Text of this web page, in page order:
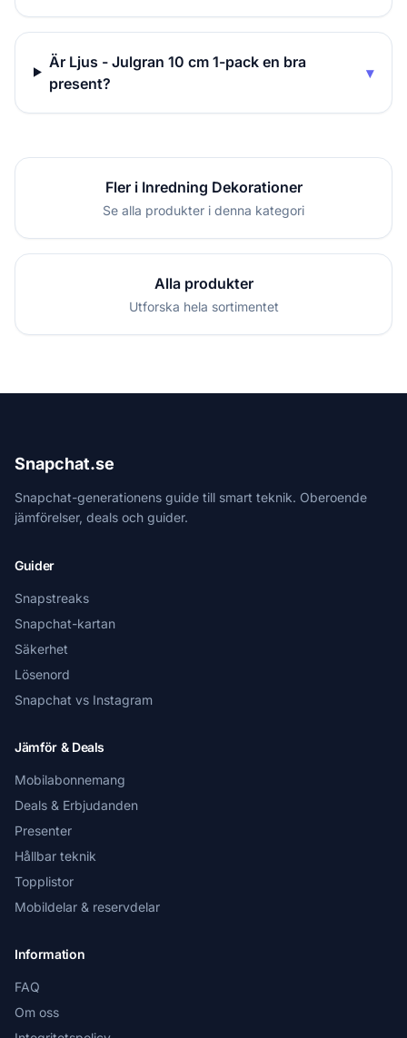
Är Ljus - Julgran 10 cm 1-pack en bra
present?
▾
Fler i Inredning Dekorationer
Se alla produkter i denna kategori
Alla produkter
Utforska hela sortimentet
Snapchat.se
Snapchat-generationens guide till smart teknik. Oberoende
jämförelser, deals och guider.
Guider
Snapstreaks
Snapchat-kartan
Säkerhet
Lösenord
Snapchat vs Instagram
Jämför & Deals
Mobilabonnemang
Deals & Erbjudanden
Presenter
Hållbar teknik
Topplistor
Mobildelar & reservdelar
Information
FAQ
Om oss